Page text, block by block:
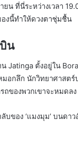
น ที่นี่ระหว่างเวลา
งนี้ทำให้ดวงตาชุ่มชื้น
น
น Jatinga ตั้งอยู่ใน
มอกลึก นักวิทยาศาสต
ของพวกเขาจะหมดลง
บของ ‘แมงมุม’ บนด